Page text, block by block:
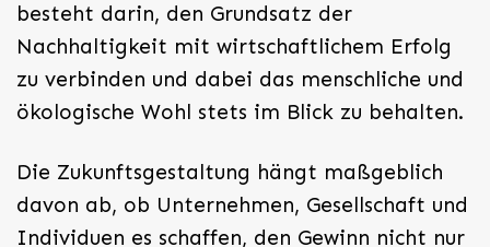
besteht darin, den Grundsatz der
Nachhaltigkeit mit wirtschaftlichem Erfolg
zu verbinden und dabei das menschliche und
ökologische Wohl stets im Blick zu behalten.
Die Zukunftsgestaltung hängt maßgeblich
davon ab, ob Unternehmen, Gesellschaft und
Individuen es schaffen, den Gewinn nicht nur